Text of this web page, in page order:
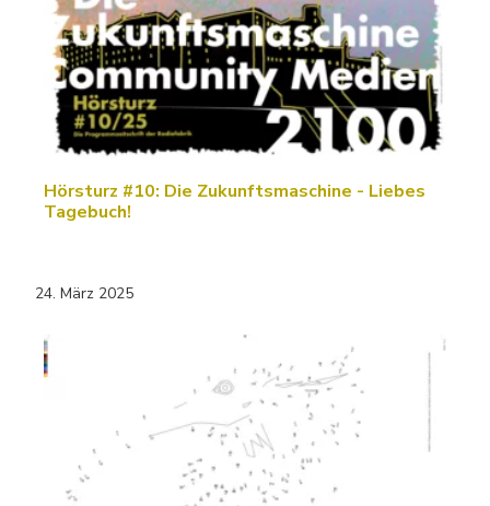
Hörsturz #10: Die Zukunftsmaschine - Liebes
Tagebuch!
24. März 2025